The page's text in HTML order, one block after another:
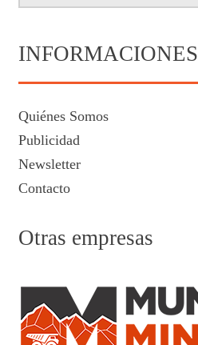
INFORMACIONES
Quiénes Somos
Publicidad
Newsletter
Contacto
Otras empresas